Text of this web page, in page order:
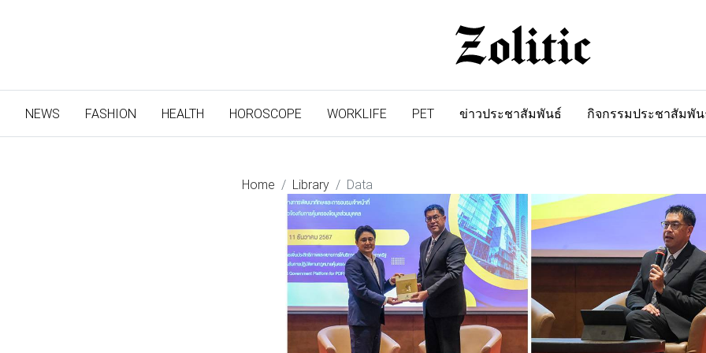
NEWS (CURRENT)
FASHION HEALTH HOROSCOPE WORKLIFE PET ข่าวประชาสัมพันธ์ กิจกรรมประชาสัมพั
Home Library Data